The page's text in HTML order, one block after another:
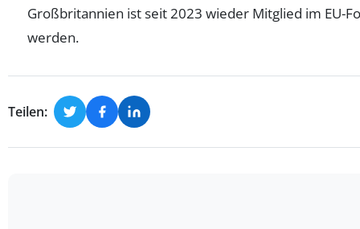
Großbritannien ist seit 2023 wieder Mitglied im EU-
werden.
Teilen: